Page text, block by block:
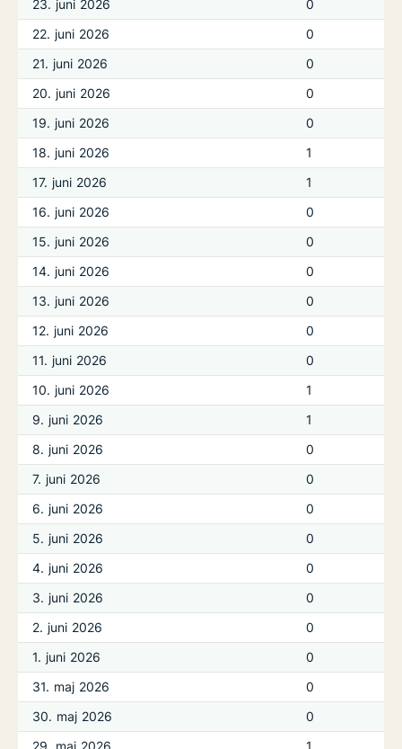
23. juni 2026
0
22. juni 2026
0
21. juni 2026
0
20. juni 2026
0
19. juni 2026
0
18. juni 2026
1
17. juni 2026
1
16. juni 2026
0
15. juni 2026
0
14. juni 2026
0
13. juni 2026
0
12. juni 2026
0
11. juni 2026
0
10. juni 2026
1
9. juni 2026
1
8. juni 2026
0
7. juni 2026
0
6. juni 2026
0
5. juni 2026
0
4. juni 2026
0
3. juni 2026
0
2. juni 2026
0
1. juni 2026
0
31. maj 2026
0
30. maj 2026
0
29. maj 2026
1